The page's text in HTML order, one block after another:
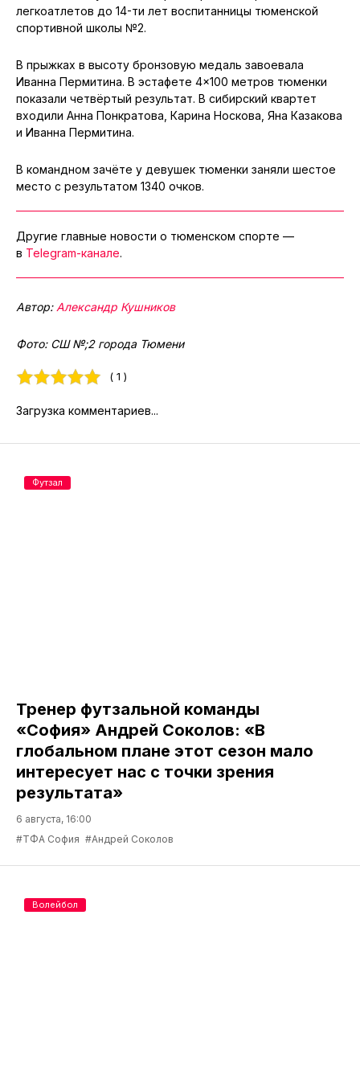
легкоатлетов до 14-ти лет воспитанницы тюменской
спортивной школы №2.
В прыжках в высоту бронзовую медаль завоевала
Иванна Пермитина. В эстафете 4×100 метров тюменки
показали четвёртый результат. В сибирский квартет
входили Анна Понкратова, Карина Носкова, Яна Казакова
и Иванна Пермитина.
В командном зачёте у девушек тюменки заняли шестое
место с результатом 1340 очков.
Другие главные новости о тюменском спорте —
в Telegram-канале.
Автор: Александр Кушников
Фото: СШ №;2 города Тюмени
( 1 )
Загрузка комментариев...
Тренер футзальной команды
«София» Андрей Соколов: «В
глобальном плане этот сезон мало
интересует нас с точки зрения
результата»
6 августа, 16:00
#ТФА София #Андрей Соколов
Футзал
Волейбол